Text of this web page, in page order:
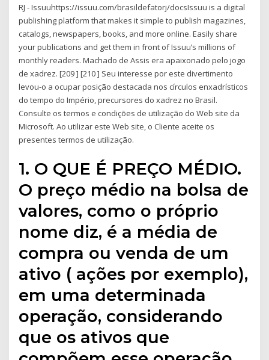
RJ - Issuuhttps://issuu.com/brasildefatorj/docsIssuu is a digital
publishing platform that makes it simple to publish magazines,
catalogs, newspapers, books, and more online. Easily share
your publications and get them in front of Issuu’s millions of
monthly readers. Machado de Assis era apaixonado pelo jogo
de xadrez. [209 ] [210 ] Seu interesse por este divertimento
levou-o a ocupar posição destacada nos círculos enxadrísticos
do tempo do Império, precursores do xadrez no Brasil.
Consulte os termos e condições de utilização do Web site da
Microsoft. Ao utilizar este Web site, o Cliente aceite os
presentes termos de utilização.
1. O QUE É PREÇO MÉDIO.
O preço médio na bolsa de
valores, como o próprio
nome diz, é a média de
compra ou venda de um
ativo ( ações por exemplo),
em uma determinada
operação, considerando
que os ativos que